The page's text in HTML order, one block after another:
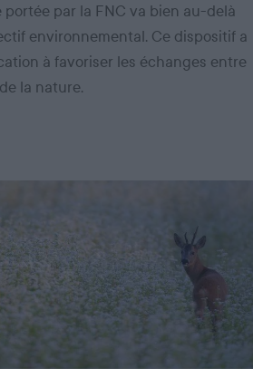
portée par la FNC va bien au-delà
environnemental. Ce dispositif a
à favoriser les échanges entre
la nature.